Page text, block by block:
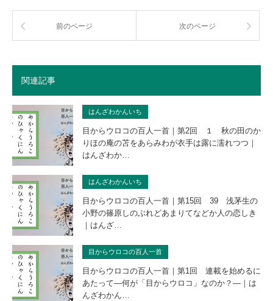
前のページ 次のページ
関連記事
はんざわかんいち
目からウロコの百人一首｜第2回 １ 秋の田のか
りほの庵の苫をあらみわが衣手は露に濡れつつ｜
はんざわか…
はんざわかんいち
目からウロコの百人一首｜第15回 39 浅茅生の
小野の篠原しのぶれどあまりてなどか人の恋しき
｜はんざ…
目からウロコの百人一首
目からウロコの百人一首｜第1回 連載を始めるに
あたって―何が「目からウロコ」なのか？―｜は
んざわかん…